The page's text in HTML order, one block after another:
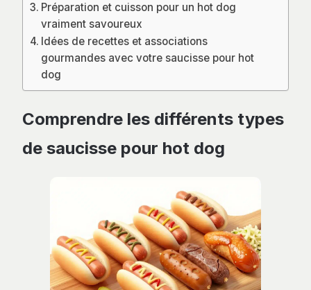
Préparation et cuisson pour un hot dog
vraiment savoureux
Idées de recettes et associations
gourmandes avec votre saucisse pour hot
dog
Comprendre les différents types
de saucisse pour hot dog